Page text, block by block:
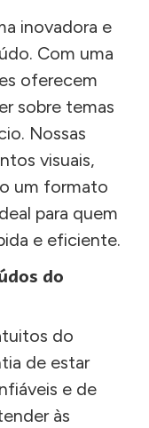
inovadora e
Com uma
oferecem
sobre temas
Nossas
visuais,
um formato
para quem
e eficiente.
do
do
de estar
e de
às